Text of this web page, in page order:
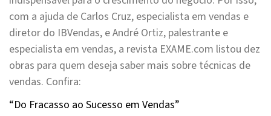
com a ajuda de Carlos Cruz, especialista em vendas e
diretor do IBVendas, e André Ortiz, palestrante e
especialista em vendas, a revista EXAME.com listou dez
obras para quem deseja saber mais sobre técnicas de
vendas. Confira:
“Do Fracasso ao Sucesso em Vendas”